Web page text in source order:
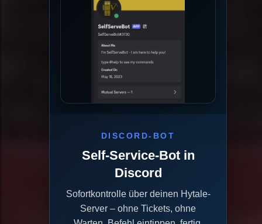
DISCORD-BOT
Self-Service-Bot in
Discord
Sofortkontrolle über deinen Hytale-
Server – ohne Tickets, ohne